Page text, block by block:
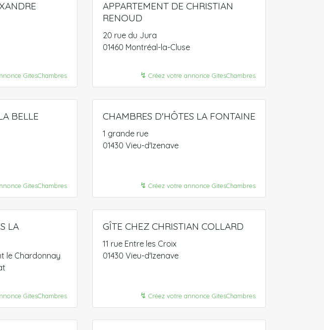
GitesChambres
APPARTEMENT DE CHRISTIAN
RENOUD
20 rue du Jura
01460 Montréal-la-Cluse
↯ Créez votre annonce GitesChambres
BELLE
GitesChambres
CHAMBRES D'HÔTES LA FONTAINE
1 grande rue
01430 Vieu-d'Izenave
↯ Créez votre annonce GitesChambres
LA
le Chardonnay
GitesChambres
GÎTE CHEZ CHRISTIAN COLLARD
11 rue Entre les Croix
01430 Vieu-d'Izenave
↯ Créez votre annonce GitesChambres